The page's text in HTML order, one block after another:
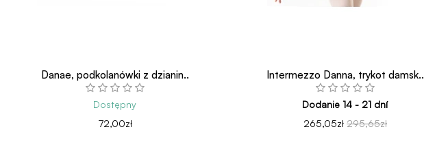
Danae, podkolanówki z dzianin..
Dostępny
72,00zł
Intermezzo Danna, trykot damsk..
Dodanie 14 - 21 dní
265,05zł 295,65zł